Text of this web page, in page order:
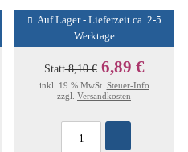
Auf Lager - Lieferzeit ca. 2-5
Werktage
Statt8,10 € 6,89 €
inkl. 19 % MwSt. Steuer-Info
zzgl. Versandkosten